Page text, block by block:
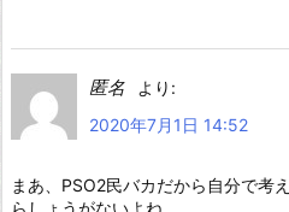
匿名
より:
2020年7月1日 14:52
まあ、PSO2民バカだから自分で考